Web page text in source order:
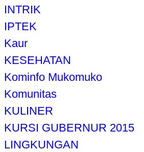
INTRIK
IPTEK
Kaur
KESEHATAN
Kominfo Mukomuko
Komunitas
KULINER
KURSI GUBERNUR 2015
LINGKUNGAN